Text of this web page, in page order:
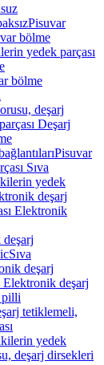
Pisuvar
bölme
yedek parçası
bölme
deşarj
Deşarj
Pisuvar
Sıva
yedek
deşarj
Elektronik
deşarj
Sıva
deşarj
Elektronik deşarj
pilli
tetiklemeli,
yedek
deşarj dirsekleri